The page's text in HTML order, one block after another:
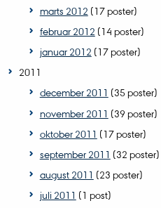
marts 2012 (17 poster)
februar 2012 (14 poster)
januar 2012 (17 poster)
2011
december 2011 (35 poster)
november 2011 (39 poster)
oktober 2011 (17 poster)
september 2011 (32 poster)
august 2011 (23 poster)
juli 2011 (1 post)